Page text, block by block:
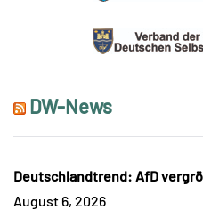
DW-News
Deutschlandtrend: AfD
August 6, 2026